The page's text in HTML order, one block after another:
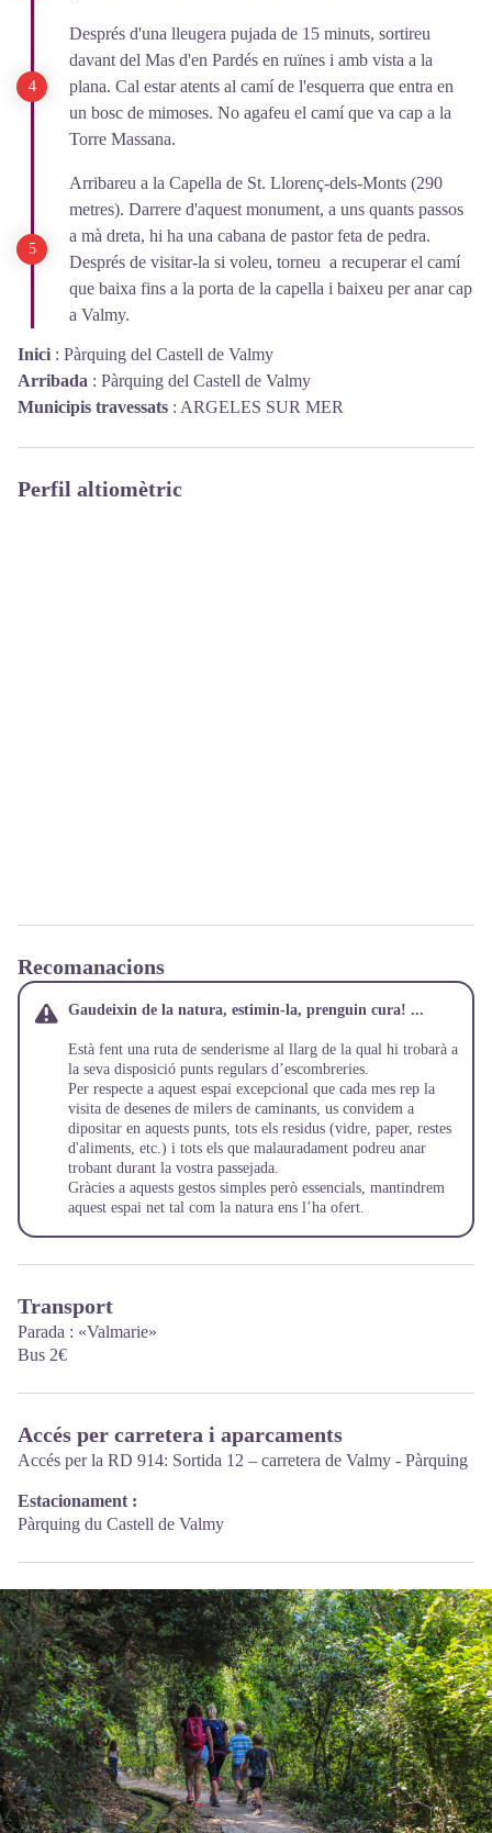
Després d'una lleugera pujada de 15 minuts, sortireu
davant del Mas d'en Pardés en ruïnes i amb vista a la
plana. Cal estar atents al camí de l'esquerra que entra en
un bosc de mimoses. No agafeu el camí que va cap a la
Torre Massana.
Arribareu a la Capella de St. Llorenç-dels-Monts (290
metres). Darrere d'aquest monument, a uns quants passos
a mà dreta, hi ha una cabana de pastor feta de pedra.
Després de visitar-la si voleu, torneu a recuperar el camí
que baixa fins a la porta de la capella i baixeu per anar cap
a Valmy.
Inici : Pàrquing del Castell de Valmy
Arribada : Pàrquing del Castell de Valmy
Municipis travessats : ARGELES SUR MER
Perfil altiomètric
Recomanacions
Gaudeixin de la natura, estimin-la, prenguin cura! ...
Està fent una ruta de senderisme al llarg de la qual hi trobarà a
la seva disposició punts regulars d’escombreries.
Per respecte a aquest espai excepcional que cada mes rep la
visita de desenes de milers de caminants, us convidem a
dipositar en aquests punts, tots els residus (vidre, paper, restes
d'aliments, etc.) i tots els que malauradament podreu anar
trobant durant la vostra passejada.
Gràcies a aquests gestos simples però essencials, mantindrem
aquest espai net tal com la natura ens l’ha ofert.
Transport
Parada : «Valmarie»
Bus 2€
Accés per carretera i aparcaments
Accés per la RD 914: Sortida 12 – carretera de Valmy - Pàrquing
Estacionament :
Pàrquing du Castell de Valmy